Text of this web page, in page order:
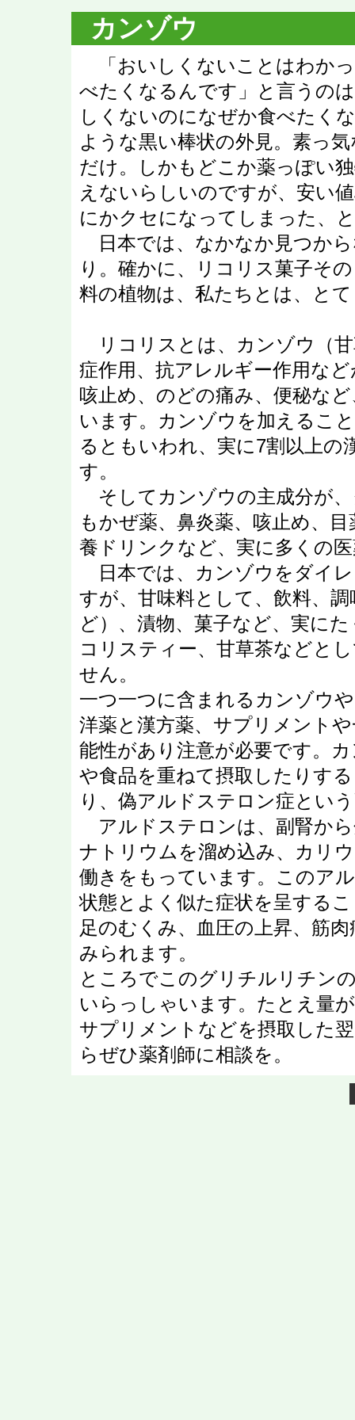
カンゾウ
「おいしくないことはわか
べたくなるんです」と言うの
しくないのになぜか食べたく
ような黒い棒状の外見。素っ
だけ。しかもどこか薬っぽい
えないらしいのですが、安い
にかクセになってしまった、
日本では、なかなか見つか
り。確かに、リコリス菓子そ
料の植物は、私たちとは、と
リコリスとは、カンゾウ（
症作用、抗アレルギー作用な
咳止め、のどの痛み、便秘な
います。カンゾウを加えるこ
るともいわれ、実に7割以上の
す。
そしてカンゾウの主成分が
もかぜ薬、鼻炎薬、咳止め、
養ドリンクなど、実に多くの
日本では、カンゾウをダイ
すが、甘味料として、飲料、
ど）、漬物、菓子など、実に
コリスティー、甘草茶などと
せん。
一つ一つに含まれるカンゾウ
洋薬と漢方薬、サプリメント
能性があり注意が必要です。
や食品を重ねて摂取したりす
り、偽アルドステロン症とい
アルドステロンは、副腎か
ナトリウムを溜め込み、カリ
働きをもっています。このア
状態とよく似た症状を呈する
足のむくみ、血圧の上昇、筋
みられます。
ところでこのグリチルリチン
いらっしゃいます。たとえ量
サプリメントなどを摂取した
らぜひ薬剤師に相談を。